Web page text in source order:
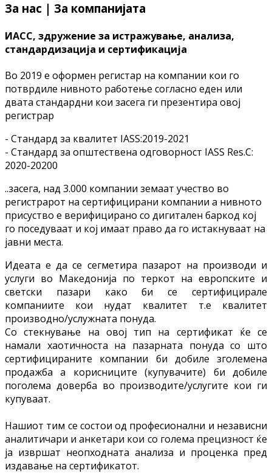
За нас | За компанијата
ИАСС, здружение за истражување, анализа,
стандардизација и сертификација
Во 2019 е оформен регистар на компании кои го
потврдиле нивното работење согласно еден или
двата стандардни кои засега ги презентира овој
регистрар
- Стандард за квалитет IASS:2019-2021
- Стандард за општествена одговорност IASS Res.C:
2020-20200
..засега, над 3.000 компании земаат учество во
регистрарот на сертифицирани компании а нивното
присуство е верифицирано со дигитален баркод кој
го поседуваат и кој имаат право да го истакнуваат на
јавни места.
Идеата е да се сегметира пазарот на производи и
услуги во Македонија по теркот на европските и
светски пазари како би се сертифицирале
компаниите кои нудат квалитет т.е квалитет
производно/услужната понуда.
Со стекнување на овој тип на сертификат ќе се
намали хаотичноста на пазарната понуда со што
сертифицираните компании би добиле зголемена
продажба а корисниците (купувачите) би добиле
поголема доверба во производите/услугите кои ги
купуваат.
Нашиот тим се состои од професионални и независни
аналитичари и анкетари кои со голема прецизност ќе
ја извршат неопходната анализа и проценка пред
издавање на сертификатот.